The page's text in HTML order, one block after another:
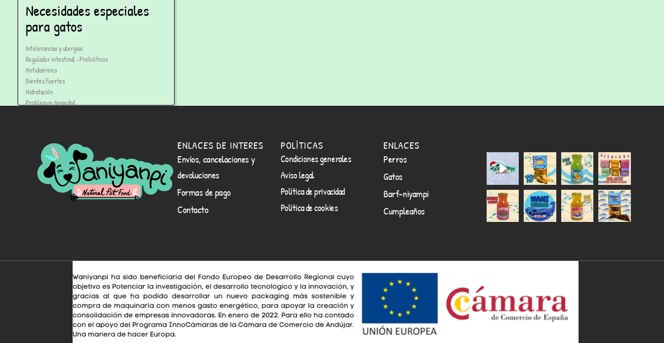
Necesidades especiales
para gatos
Intolerancias y alergias
Regulador intestinal -Prebióticos
Antidiarreico
Dientes Fuertes
Hidratación
Problemas Ansiedad
ENLACES DE INTERES
Envíos, cancelaciones y
devoluciones
Formas de pago
Contacto
POLÍTICAS
Condiciones generales
Aviso legal
Política de privacidad
Política de cookies
ENLACES
Perros
Gatos
Barf-niyampi
Cumpleaños